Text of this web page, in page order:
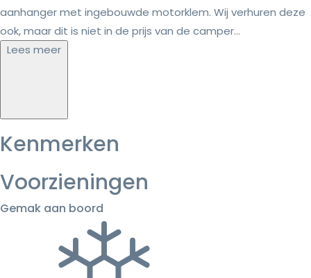
aanhanger met ingebouwde motorklem. Wij verhuren deze
ook, maar dit is niet in de prijs van de camper...
Lees meer
Kenmerken
Voorzieningen
Gemak aan boord